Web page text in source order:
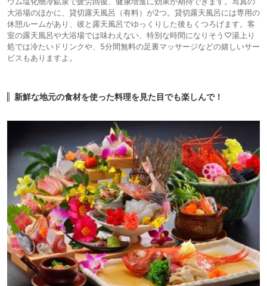
大浴場のほかに、貸切露天風呂（有料）が2つ。貸切露天風呂には専用の
休憩ルームがあり、彼と露天風呂でゆっくりした後もくつろげます。客
室の露天風呂や大浴場では味わえない、特別な時間になりそう♡湯上り
処では冷たいドリンクや、5分間無料の足裏マッサージなどの嬉しいサー
ビスもありますよ。
新鮮な地元の食材を使った料理を見た目でも楽しんで！